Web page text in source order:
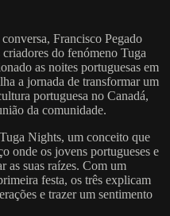
Francisco Pegado
do fenómeno Tuga
as noites portuguesas em
a jornada de transformar um
portuguesa no Canadá,
da comunidade.
Nights, um conceito que
onde os jovens portugueses e
as suas raízes. Com um
festa, os três explicam
e trazer um sentimento